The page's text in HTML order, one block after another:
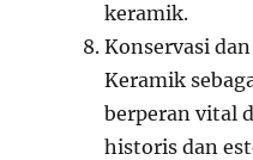
keramik.
Konservasi
Keramik
berperan vital
historis dan